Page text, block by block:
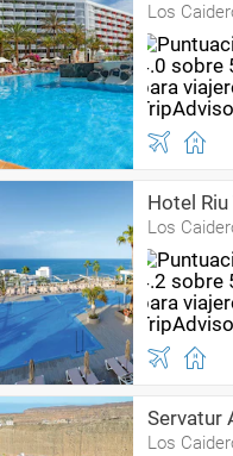
Los
Hotel
Los
Servatur
Los